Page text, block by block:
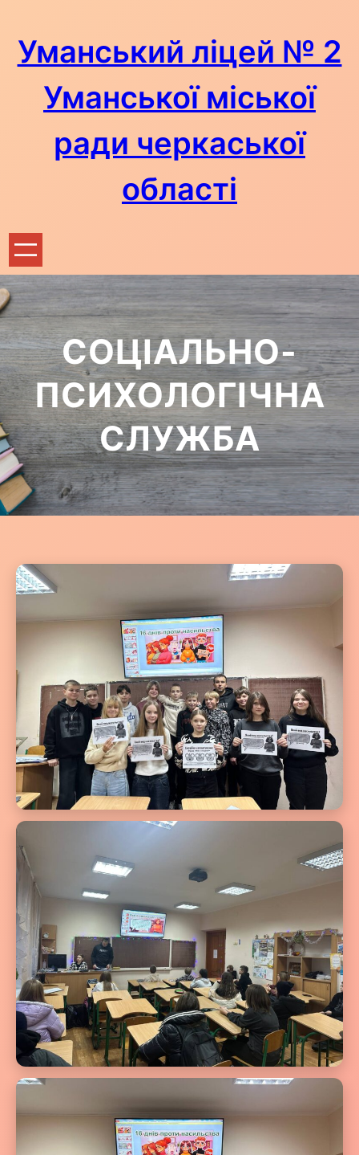
вмістуУманський ліцей № 2
Уманської міської
ради черкаської
області
СОЦІАЛЬНО-
ПСИХОЛОГІЧНА
СЛУЖБА